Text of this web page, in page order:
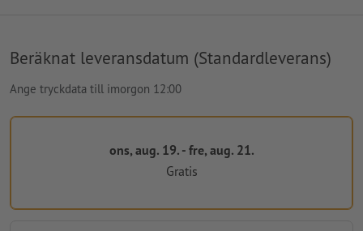
Beräknat leveransdatum (Standardleverans)
Ange tryckdata till imorgon 12:00
ons, aug. 19. - fre, aug. 21.
Gratis